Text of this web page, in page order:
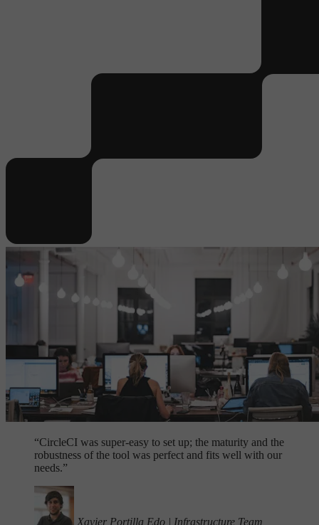
“CircleCI was super-easy to set up; the maturity and the
robustness of the tool was perfect and fits well with our
needs.”
Xavier Portilla Edo | Infrastructure Team